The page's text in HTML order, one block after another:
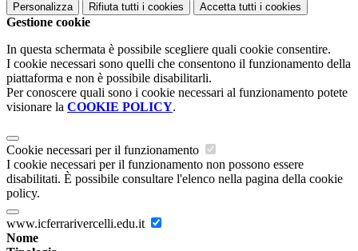
Personalizza Rifiuta tutti i cookies Accetta tutti i cookies
Gestione cookie
In questa schermata è possibile scegliere quali cookie consentire.
I cookie necessari sono quelli che consentono il funzionamento della
piattaforma e non è possibile disabilitarli.
Per conoscere quali sono i cookie necessari al funzionamento potete
visionare la COOKIE POLICY.
Cookie necessari per il funzionamento
I cookie necessari per il funzionamento non possono essere
disabilitati. È possibile consultare l'elenco nella pagina della cookie
policy.
www.icferrarivercelli.edu.it
Nome